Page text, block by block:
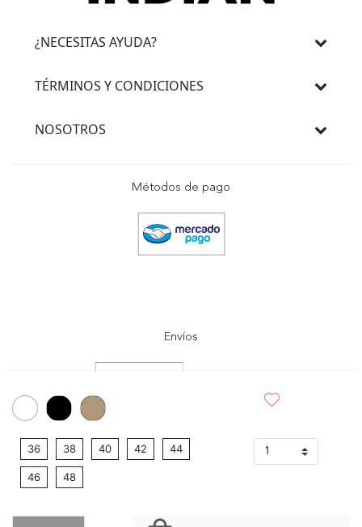
36 38 40 42 44
46 48
¿NECESITAS AYUDA?
TÉRMINOS Y CONDICIONES
NOSOTROS
Métodos de pago
Envíos